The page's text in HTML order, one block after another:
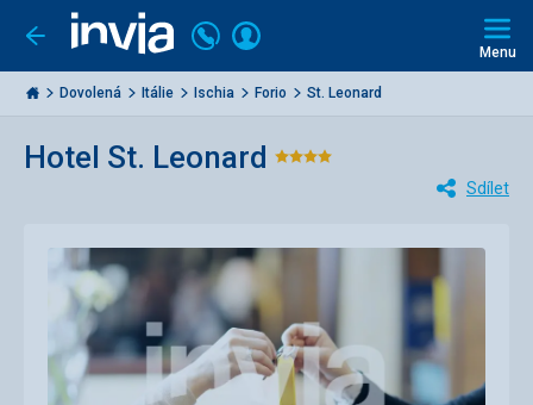
Jít
zpět
Invia.cz
Volejte
226
000
284
Přihlásit
Menu
Dovolená Itálie Ischia Forio St. Leonard
Hotel St. Leonard Hodnocení:
Sdílet